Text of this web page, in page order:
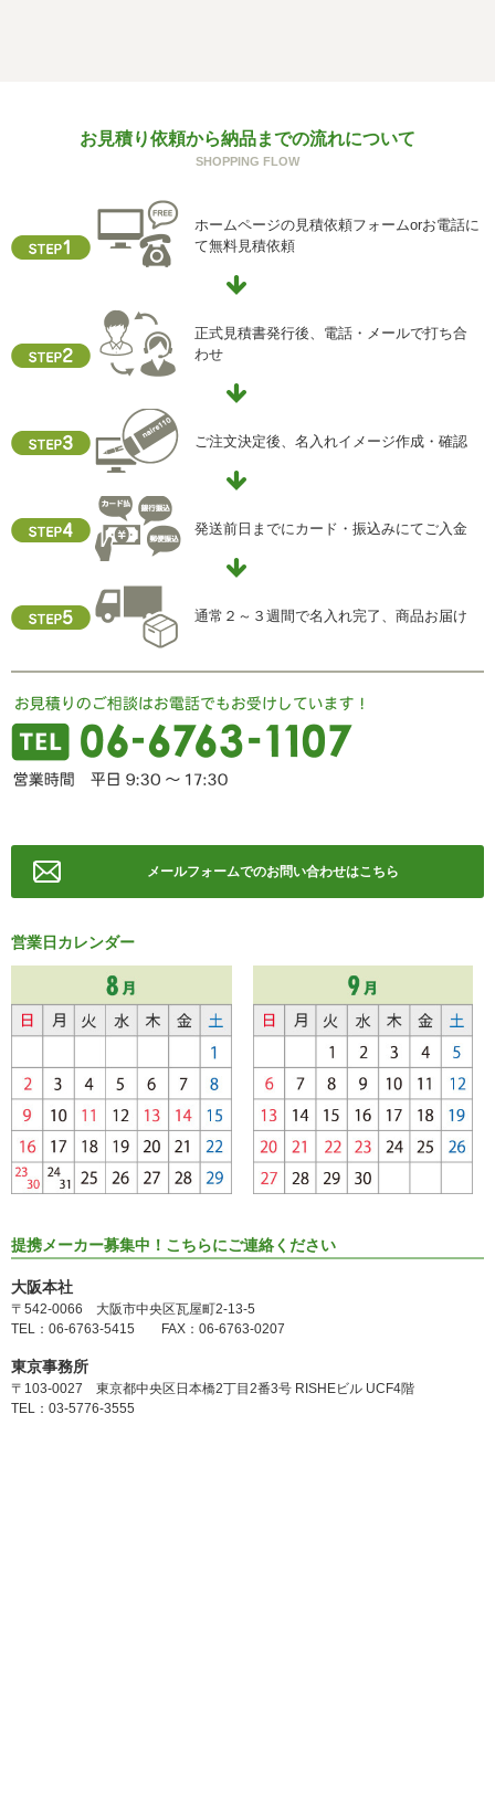
ご本人からの求めにより、当社が保有する保有個人データ
に関する開示、利用目的の通知、内容の訂正・追加または
供記録の開示(以下、開示等という)に応じます。
開示等に応ずる窓口は、下記「当社の個人情報の取扱いに
関する苦情、相談等の問合せ先」を参照してください。
クッキーやウェブビーコン等を用いるなどして、本人が容
易に認識できない方法による個人情報の取得を行っており
ません。
i) 個人情報保護方針
当社ホームページの個人情報保護方針をご覧下さい
住所 ：大阪市中央区瓦屋町2-13-5
TEL ： 06-6763-5415
FAX ： 06-6763-0829
お見積り依頼から納品までの流れについて
SHOPPING FLOW
ホームページの見積依頼フォームorお電話に
て無料見積依頼
正式見積書発行後、電話・メールで打ち合
わせ
ご注文決定後、名入れイメージ作成・確認
発送前日までにカード・振込みにてご入金
通常２～３週間で名入れ完了、商品お届け
メールフォームでのお問い合わせはこちら
営業日カレンダー
提携メーカー募集中！こちらにご連絡ください
大阪本社
〒542-0066 大阪市中央区瓦屋町2-13-5
TEL：06-6763-5415 FAX：06-6763-0207
東京事務所
〒103-0027 東京都中央区日本橋2丁目2番3号 RISHEビル UCF4階
TEL：03-5776-3555